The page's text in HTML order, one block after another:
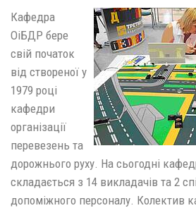
Кафедра
ОіБДР бере
свій початок
від створеної у
1979 році
кафедри
організації
перевезень та
дорожнього руху. На сьогодні
складається з 14 викладачів та 2
допоміжного персоналу. Колектив